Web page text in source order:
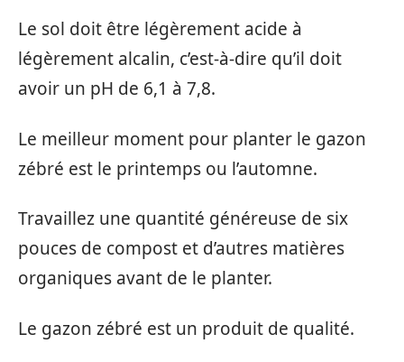
Le sol doit être légèrement acide à
légèrement alcalin, c’est-à-dire qu’il doit
avoir un pH de 6,1 à 7,8.
Le meilleur moment pour planter le gazon
zébré est le printemps ou l’automne.
Travaillez une quantité généreuse de six
pouces de compost et d’autres matières
organiques avant de le planter.
Le gazon zébré est un produit de qualité.